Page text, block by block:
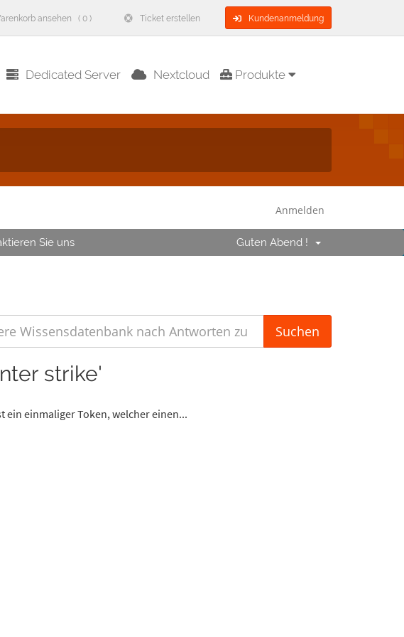
ansehen ( 0 ) Ticket erstellen Kundenanmeldung
Dedicated Server Nextcloud Produkte
Anmelden
Sie uns Guten Abend !
strike'
ein einmaliger Token, welcher einen...